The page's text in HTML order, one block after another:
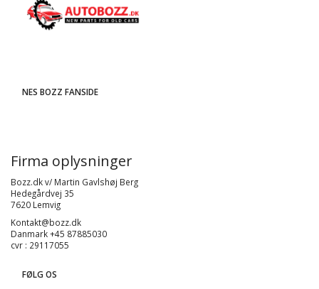
NES BOZZ FANSIDE
Firma oplysninger
Bozz.dk v/ Martin Gavlshøj Berg
Hedegårdvej 35
7620 Lemvig
Kontakt@bozz.dk
Danmark +45 87885030
cvr : 29117055
FØLG OS